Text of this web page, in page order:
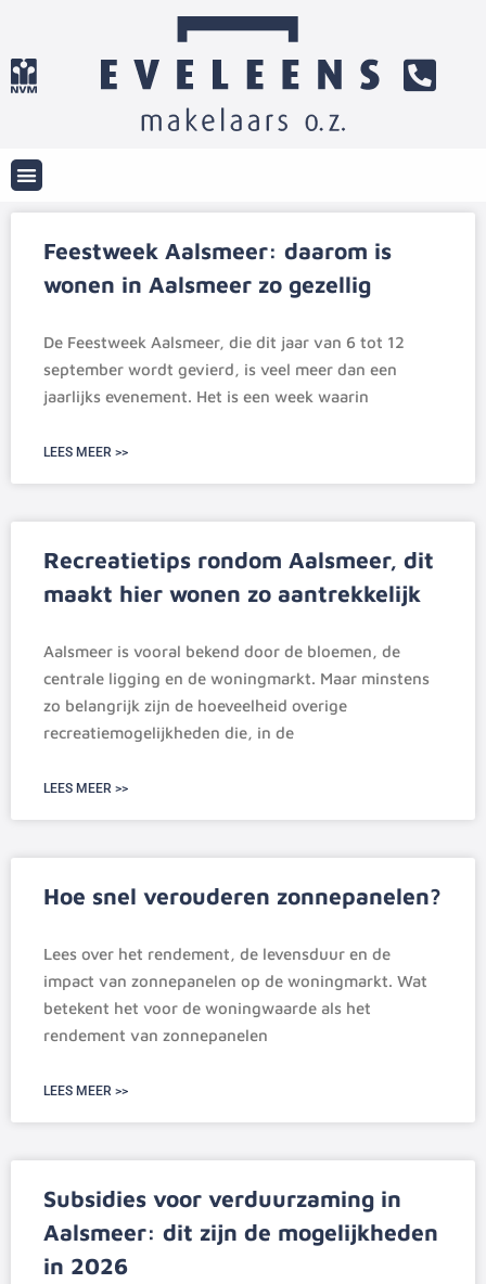
Feestweek Aalsmeer: daarom is
wonen in Aalsmeer zo gezellig
De Feestweek Aalsmeer, die dit jaar van 6 tot 12
september wordt gevierd, is veel meer dan een
jaarlijks evenement. Het is een week waarin
LEES MEER >>
Recreatietips rondom Aalsmeer, dit
maakt hier wonen zo aantrekkelijk
Aalsmeer is vooral bekend door de bloemen, de
centrale ligging en de woningmarkt. Maar minstens
zo belangrijk zijn de hoeveelheid overige
recreatiemogelijkheden die, in de
LEES MEER >>
Hoe snel verouderen zonnepanelen?
Lees over het rendement, de levensduur en de
impact van zonnepanelen op de woningmarkt. Wat
betekent het voor de woningwaarde als het
rendement van zonnepanelen
LEES MEER >>
Subsidies voor verduurzaming in
Aalsmeer: dit zijn de mogelijkheden
in 2026